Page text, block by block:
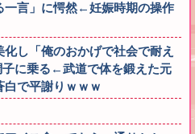
一言」に愕然←妊娠時期の操作
し「俺のおかげで社会で耐え
に乗る←武道で体を鍛えた元
で平謝りｗｗｗ